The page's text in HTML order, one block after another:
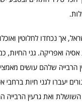
אך נכחדו לחלוטין
אסיה ואפריקה. גני החיות,
הרבייה שלהם עושים
יעברו לגני חיות ברחבי
ואת גרעין הרבייה